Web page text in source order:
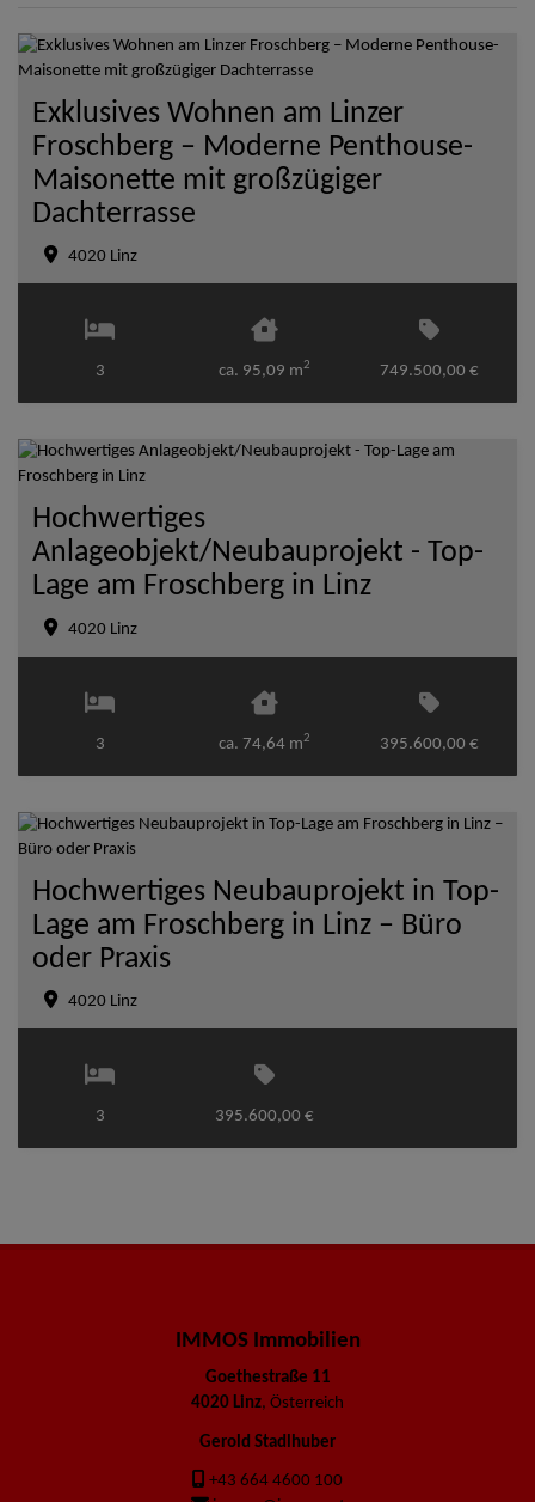
Exklusives Wohnen am Linzer
Froschberg – Moderne Penthouse-
Maisonette mit großzügiger
Dachterrasse
4020 Linz
3 ca. 95,09 m2 749.500,00 €
Hochwertiges
Anlageobjekt/Neubauprojekt - Top-
Lage am Froschberg in Linz
4020 Linz
3 ca. 74,64 m2 395.600,00 €
Hochwertiges Neubauprojekt in Top-
Lage am Froschberg in Linz – Büro
oder Praxis
4020 Linz
3 395.600,00 €
IMMOS Immobilien
Goethestraße 11
4020 Linz, Österreich
Gerold Stadlhuber
+43 664 4600 100